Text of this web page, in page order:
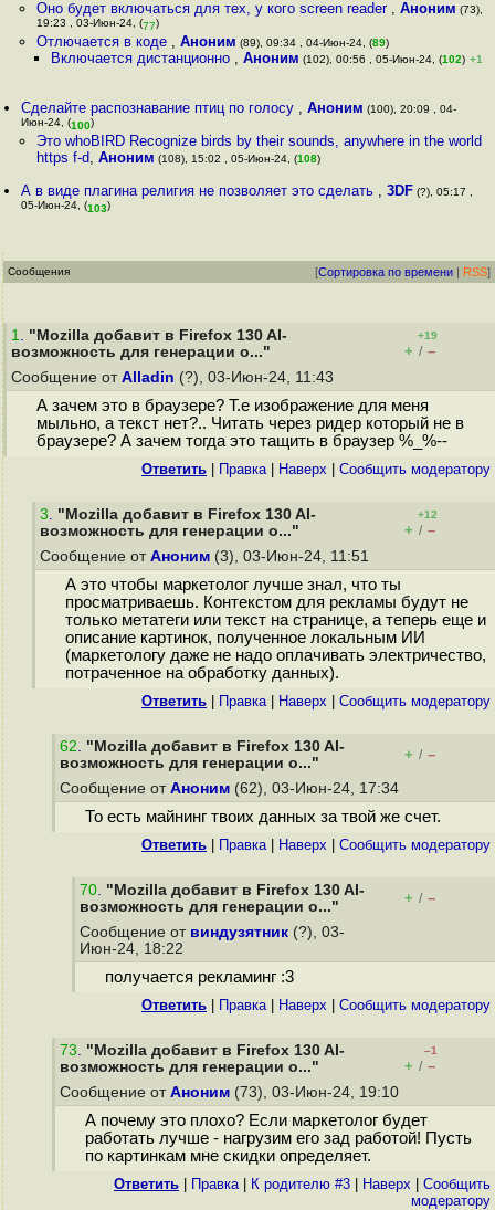
Оно будет включаться для тех, у кого screen reader , Аноним (73),
19:23 , 03-Июн-24, (77)
Отлючается в коде , Аноним (89), 09:34 , 04-Июн-24, (89)
Включается дистанционно , Аноним (102), 00:56 , 05-Июн-24, (102) +1
Сделайте распознавание птиц по голосу ,Аноним (100), 20:09 , 04-
Июн-24, (100)
Это whoBIRD Recognize birds by their sounds, anywhere in the world
https f-d, Аноним (108), 15:02 , 05-Июн-24, (108)
А в виде плагина религия не позволяет это сделать ,3DF (?), 05:17 ,
05-Июн-24, (103)
Сообщения [Сортировка по времени | RSS]
1. "Mozilla добавит в Firefox 130 AI-
возможность для генерации о..."
+19
+ / –
Сообщение от Alladin (?), 03-Июн-24, 11:43
А зачем это в браузере? Т.е изображение для меня
мыльно, а текст нет?.. Читать через ридер который не в
браузере? А зачем тогда это тащить в браузер %_%--
Ответить Правка| Наверх Cообщить модератору
3. "Mozilla добавит в Firefox 130 AI-
возможность для генерации о..."
+12
+ / –
Сообщение от Аноним (3), 03-Июн-24, 11:51
А это чтобы маркетолог лучше знал, что ты
просматриваешь. Контекстом для рекламы будут не
только метатеги или текст на странице, а теперь еще и
описание картинок, полученное локальным ИИ
(маркетологу даже не надо оплачивать электричество,
потраченное на обработку данных).
Ответить Правка| Наверх Cообщить модератору
62. "Mozilla добавит в Firefox 130 AI-
возможность для генерации о..."
+ / –
Сообщение от Аноним (62), 03-Июн-24, 17:34
То есть майнинг твоих данных за твой же счет.
Ответить Правка| Наверх Cообщить модератору
70. "Mozilla добавит в Firefox 130 AI-
возможность для генерации о..."
+ / –
Сообщение от виндузятник (?), 03-
Июн-24, 18:22
получается рекламинг :3
Ответить Правка| Наверх Cообщить модератору
73. "Mozilla добавит в Firefox 130 AI-
возможность для генерации о..."
–1
+ / –
Сообщение от Аноним (73), 03-Июн-24, 19:10
А почему это плохо? Если маркетолог будет
работать лучше - нагрузим его зад работой! Пусть
по картинкам мне скидки определяет.
Ответить Правка| К родителю #3 Наверх
Cообщить
модератору